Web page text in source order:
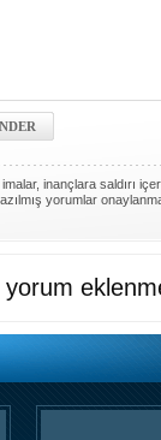
inançlara saldırı
yorumlar